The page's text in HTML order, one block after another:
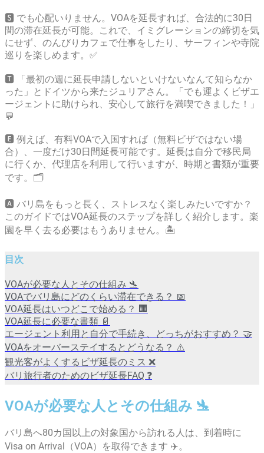
🆂 でも心配いりません。VOAを延長すれば、合法的に30日
間の滞在延長が可能。これで、イミグレーションの締切を気
にせず、のんびりカフェで仕事をしたり、サーフィンや寺院
巡りを楽しめます。✅
🆃 「最初の週に延長申請しないといけないなんて知らなか
った」とドイツから来たジュリアさん。「でも運よくビザエ
ージェントに助けられ、安心して旅行を満喫できました！」
💬
🅴 例えば、有料VOAで入国すれば（無料ビザではない場
合）、一度だけ30日間延長可能です。延長は自分で移民局
に行くか、代理店を利用して行いますが、時期と書類が重要
です。🗂️
🅰️ バリ島をもっと長く、ストレスなく楽しみたいですか？
このガイドではVOA延長のステップを詳しく紹介します。楽
園を早く去る必要はもうありません。🏝️
目次
VOAが必要な人とその仕組み 🛬
VOAでバリ島にどのくらい滞在できる？ 📅
VOA延長はいつどこで始める？ 🏢
VOA延長に必要な書類 📄
エージェント利用と自分で手続き、どっちがおすすめ？ 🤝
VOAをオーバーステイするとどうなる？ ⚠️
観光客がよくするビザ延長のミス ❌
バリ旅行者のためのビザ延長FAQ ❓
VOAが必要な人とその仕組み 🛬
バリ島へ80カ国以上の対象国から訪れる人は、到着時に
Visa on Arrival（VOA）を取得できます ✈️。